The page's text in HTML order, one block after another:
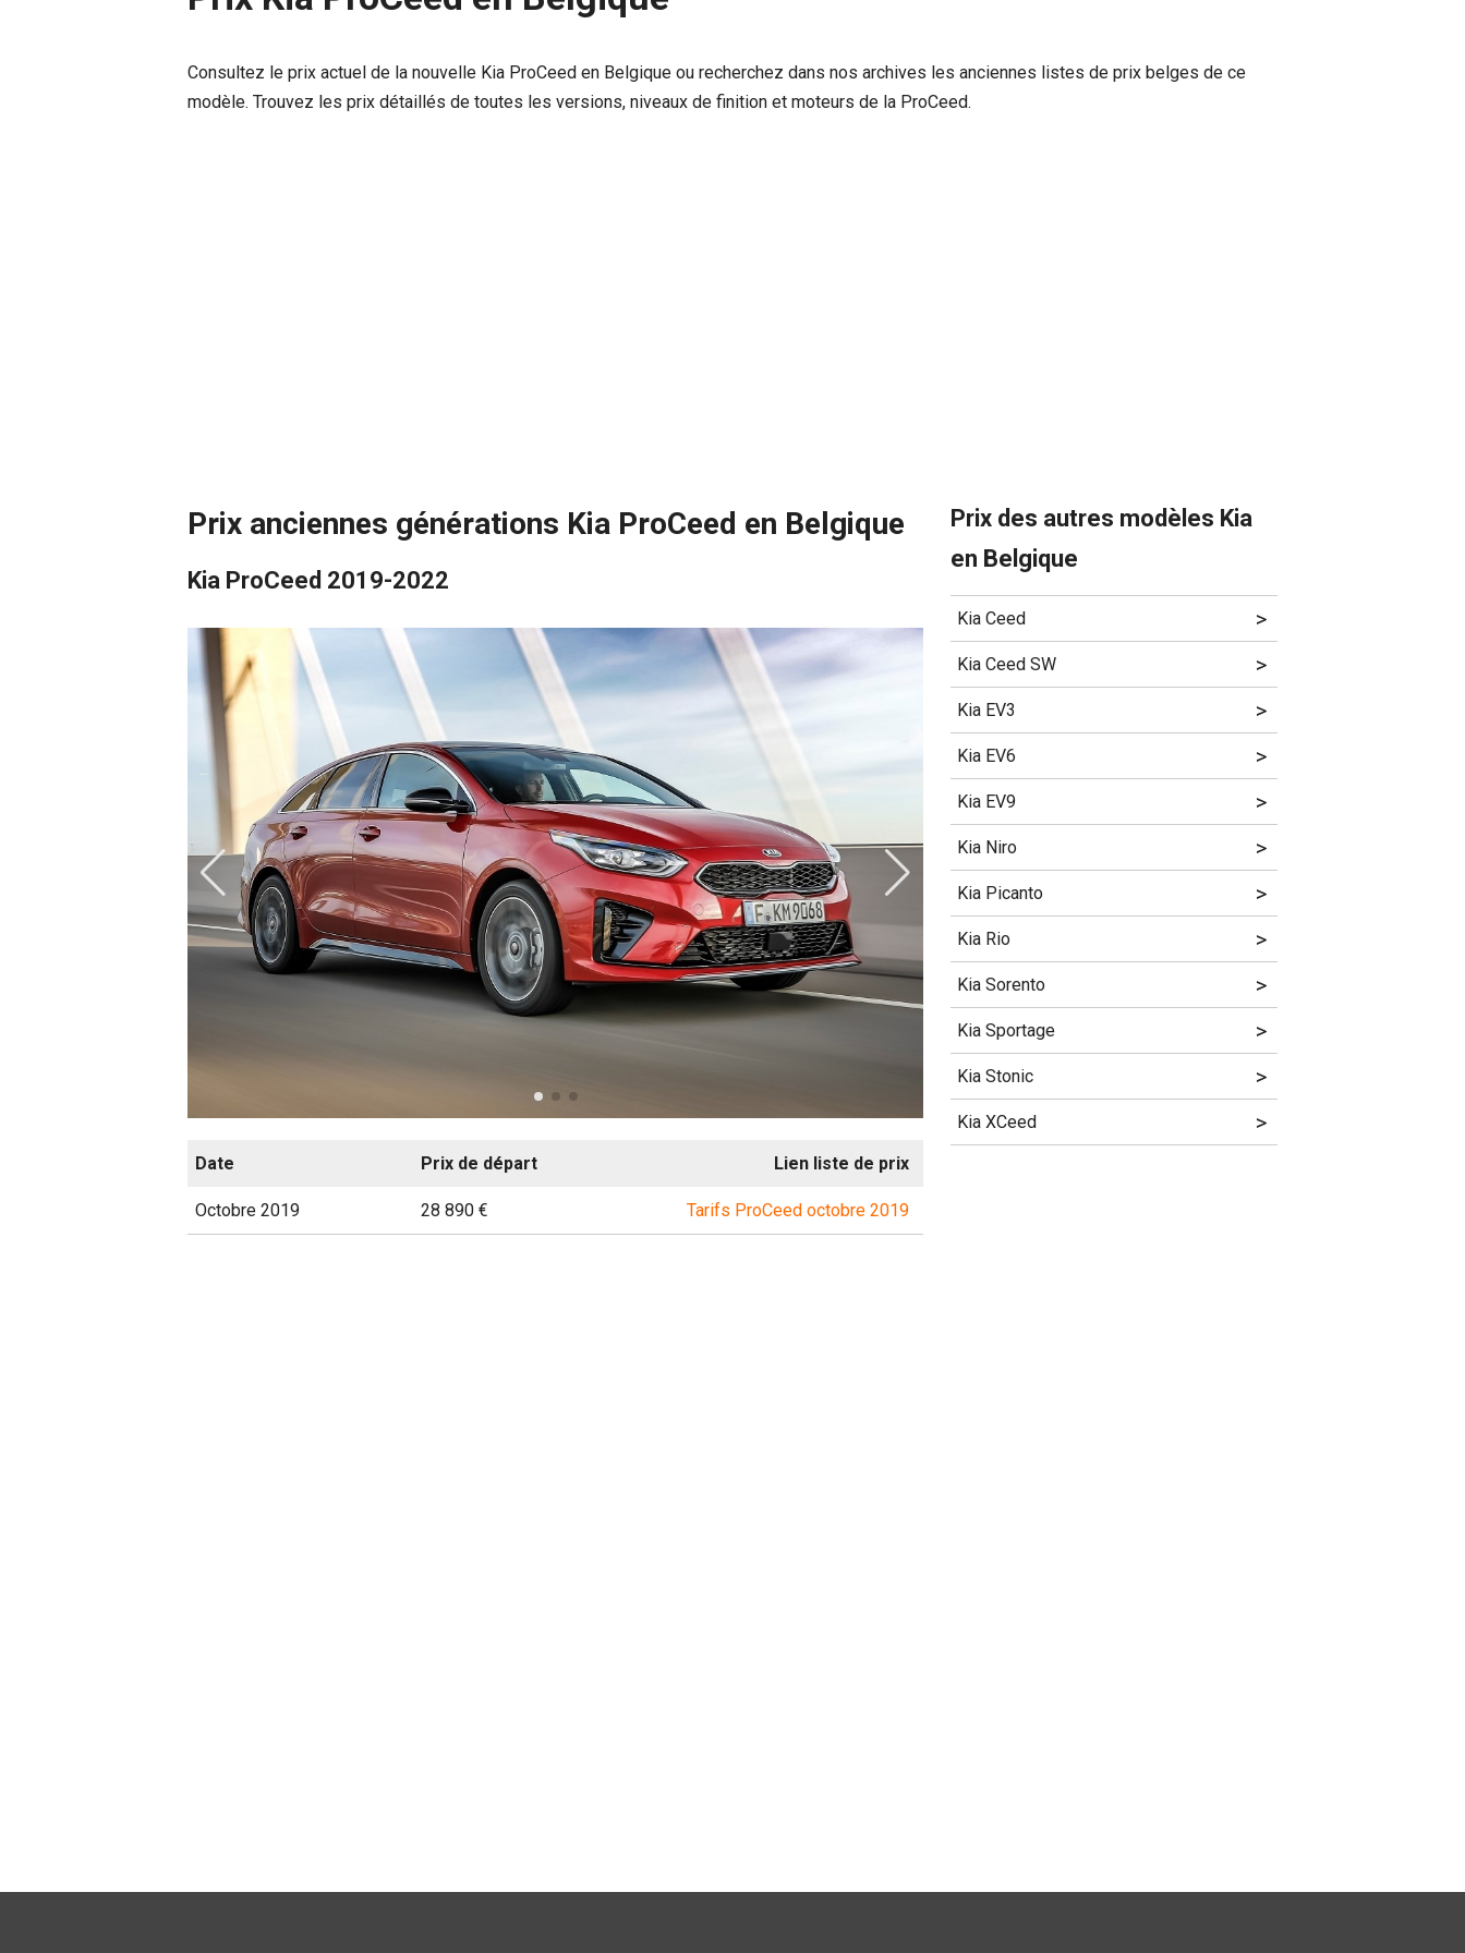
Consultez le prix actuel de la nouvelle Kia ProCeed en Belgique ou recherchez dans nos archives les anciennes listes de prix belges de ce
modèle. Trouvez les prix détaillés de toutes les versions, niveaux de finition et moteurs de la ProCeed.
Prix anciennes générations Kia ProCeed en Belgique
Kia ProCeed 2019-2022
Date Prix de départ Lien liste de prix
Octobre 2019 28 890 € Tarifs ProCeed octobre 2019
Prix des autres modèles Kia
en Belgique
Kia Ceed >
Kia Ceed SW >
Kia EV3 >
Kia EV6 >
Kia EV9 >
Kia Niro >
Kia Picanto >
Kia Rio >
Kia Sorento >
Kia Sportage >
Kia Stonic >
Kia XCeed >